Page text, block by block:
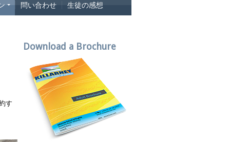
問い合わせ 生徒の感想
す
Download a Brochure